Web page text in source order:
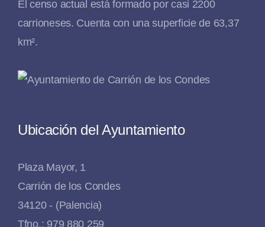
El censo actual está formado por casi 2200
carrioneses. Cuenta con una superficie de 63,37
km².
Ubicación del Ayuntamiento
Plaza Mayor, 1
Carrión de los Condes
34120 - (Palencia)
Tfno.: 979 880 259